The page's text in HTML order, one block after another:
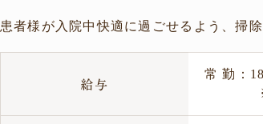
患者様が入院中快適に過ごせるよう、掃
給与
常 勤：
※試用